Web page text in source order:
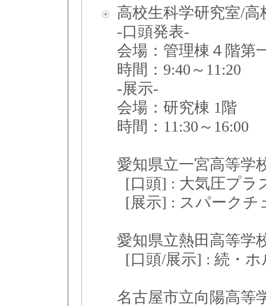
高校生科学研究室/
-口頭発表-
会場：管理棟４階
時間：9:40～11:20
-展示-
会場：研究棟 1階
時間：11:30～16:00
愛知県立一宮高等学
[口頭] : 大気圧プラ
[展示] : スパークチ
愛知県立熱田高等
[口頭/展示] : 続・
名古屋市立向陽高